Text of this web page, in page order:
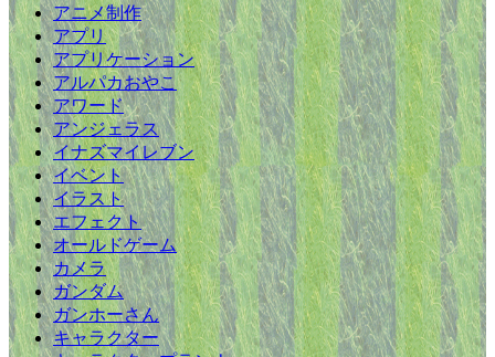
アニメ制作
アプリ
アプリケーション
アルパカおやこ
アワード
アンジェラス
イナズマイレブン
イベント
イラスト
エフェクト
オールドゲーム
カメラ
ガンダム
ガンホーさん
キャラクター